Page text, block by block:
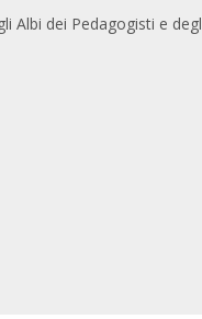
dei Pedagogisti e